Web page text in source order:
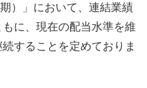
）」において、連結業績
に、現在の配当水準を維
することを定めておりま